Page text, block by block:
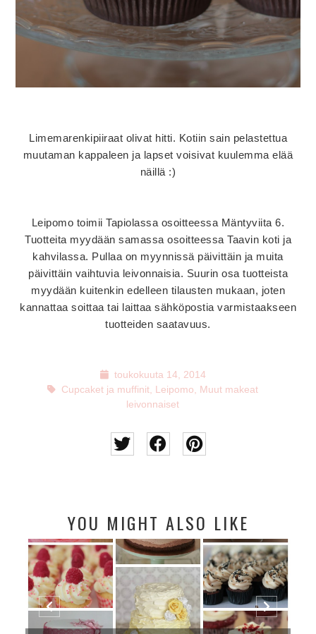
Limemarenkipiiraat olivat hitti. Kotiin sain pelastettua
muutaman kappaleen ja lapset voisivat kuulemma elää
näillä :)
Leipomo toimii Tapiolassa osoitteessa Mäntyviita 6.
Tuotteita myydään samassa osoitteessa Taavin koti ja
kahvilassa. Pullaa on myynnissä päivittäin ja muita
päivittäin vaihtuvia leivonnaisia. Suurin osa tuotteista
myydään kuitenkin edelleen tilausten mukaan, joten
kannattaa soittaa tai laittaa sähköpostia varmistaakseen
tuotteiden saatavuus.
toukokuuta 14, 2014
Cupcaket ja muffinit, Leipomo, Muut makeat
leivonnaiset
YOU MIGHT ALSO LIKE